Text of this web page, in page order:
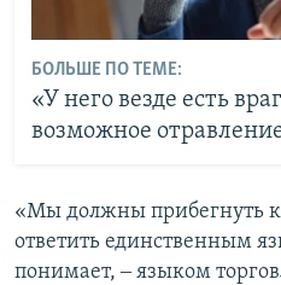
БОЛЬШЕ ПО ТЕМЕ:
«У него везде есть
возможное
«Мы должны прибегнуть
ответить единственным
понимает, ‒ языком